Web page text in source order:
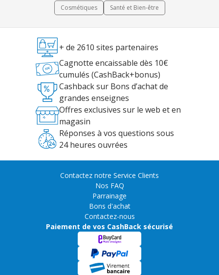
Cosmétiques Santé et Bien-être
+ de 2610 sites partenaires
Cagnotte encaissable dès 10€
cumulés (CashBack+bonus)
Cashback sur Bons d’achat de
grandes enseignes
Offres exclusives sur le web et en
magasin
Réponses à vos questions sous
24 heures ouvrées
Contactez notre Service Clients
Nos FAQ
Parrainage
Bons d'achat
Contactez-nous
Paiement de vos CashBack sécurisé